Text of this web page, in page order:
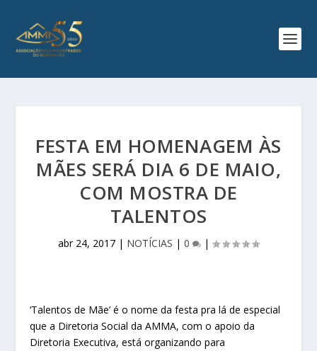
FESTA EM HOMENAGEM ÀS
MÃES SERÁ DIA 6 DE MAIO,
COM MOSTRA DE
TALENTOS
abr 24, 2017 | NOTÍCIAS | 0 |
‘Talentos de Mãe’ é o nome da festa pra lá de especial
que a Diretoria Social da AMMA, com o apoio da
Diretoria Executiva, está organizando para